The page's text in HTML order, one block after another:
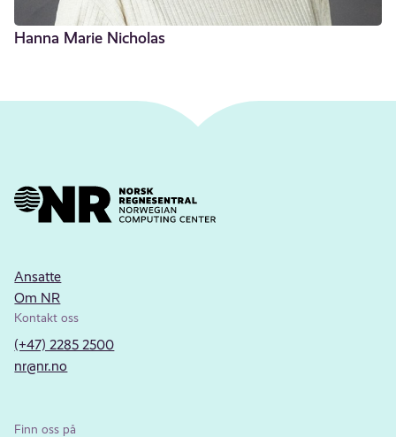
Hanna Marie Nicholas
Ansatte
Om NR
Kontakt oss
(+47) 2285 2500
nr@nr.no
Finn oss på